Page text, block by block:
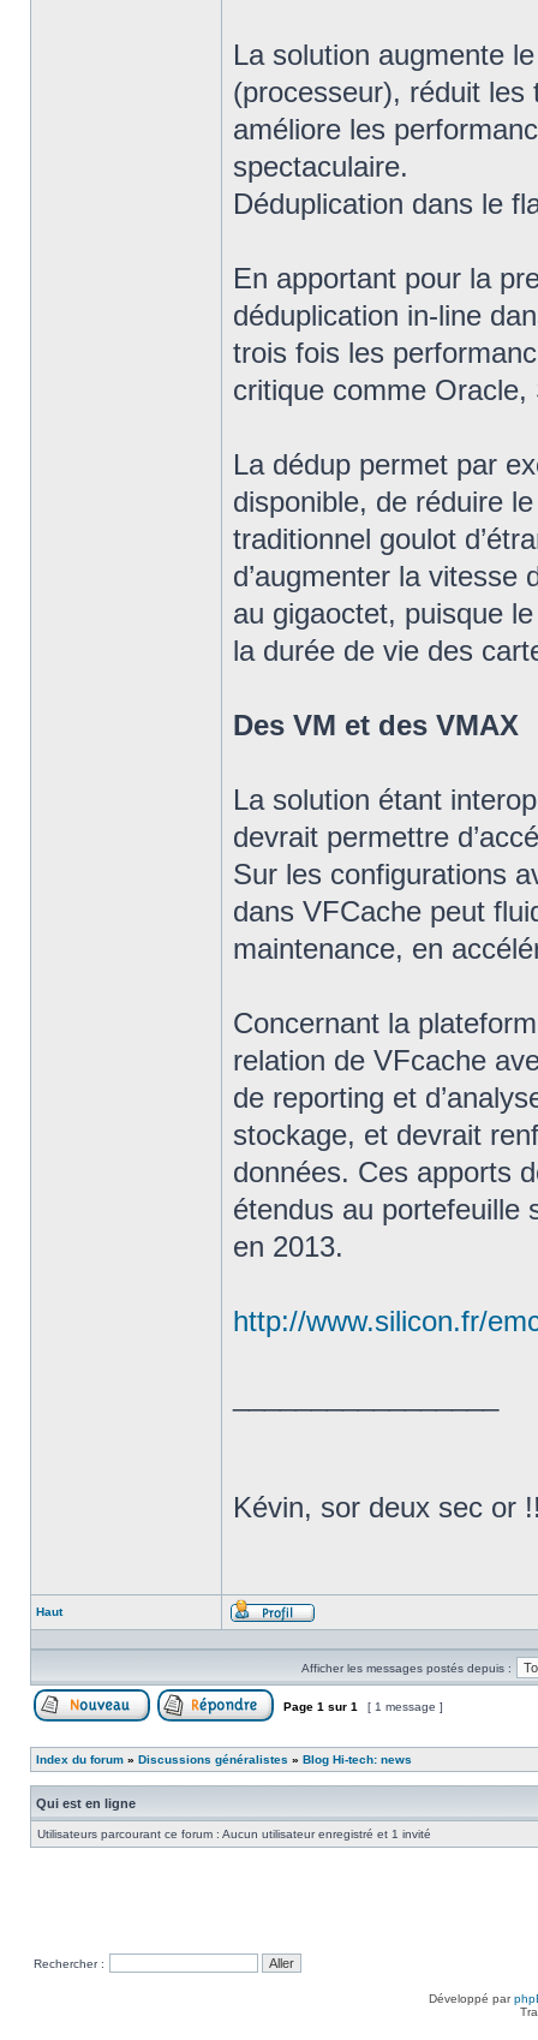
La solution augmente
(processeur), réduit
améliore les
spectaculaire.
Déduplication dans le
En apportant pour la
déduplication in-line
trois fois les
critique comme
La dédup permet par
disponible, de réduire
traditionnel goulot
d’augmenter la
au gigaoctet, puisque
la durée de vie des
Des VM et des VMAX
La solution étant
devrait permettre
Sur les configurations
dans VFCache peut
maintenance, en
Concernant la
relation de VFcache
de reporting et
stockage, et devrait
données. Ces apports
étendus au portefeuille
en 2013.
http://www.silicon.fr/
Kévin, sor deux sec or
Haut
Profil
Afficher les messages postés depuis :
Page 1 sur 1 [ 1 message ]
Index du forum » Discussions généralistes » Blog Hi-tech: news
Qui est en ligne
Utilisateurs parcourant ce forum : Aucun utilisateur enregistré et 1 invité
Rechercher :
Développé par